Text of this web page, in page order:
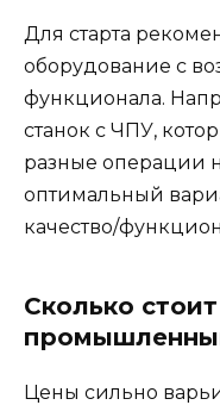
Для старта
оборудование с
функционала.
станок с ЧПУ,
разные операции
оптимальный
качество/
Сколько
Цены сильно